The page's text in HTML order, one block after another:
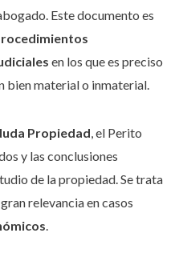
Este documento es
en los que es preciso
bien material o inmaterial.
Propiedad , el Perito
y las conclusiones
de la propiedad. Se trata
relevancia en casos